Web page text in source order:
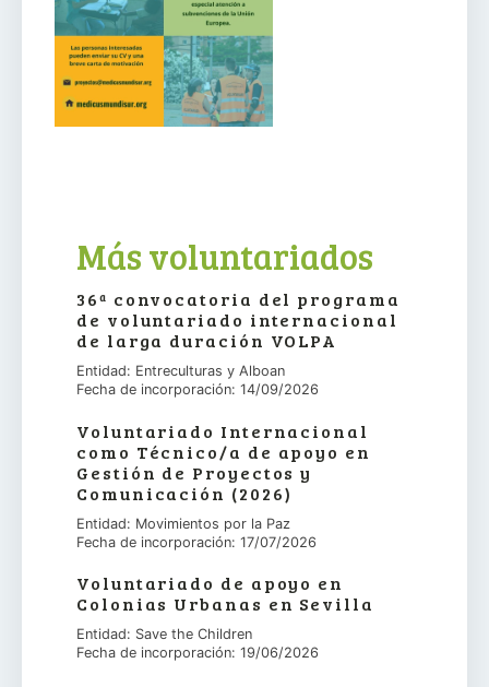
Más voluntariados
36ª convocatoria del programa
de voluntariado internacional
de larga duración VOLPA
Entidad: Entreculturas y Alboan
Fecha de incorporación: 14/09/2026
Voluntariado Internacional
como Técnico/a de apoyo en
Gestión de Proyectos y
Comunicación (2026)
Entidad: Movimientos por la Paz
Fecha de incorporación: 17/07/2026
Voluntariado de apoyo en
Colonias Urbanas en Sevilla
Entidad: Save the Children
Fecha de incorporación: 19/06/2026